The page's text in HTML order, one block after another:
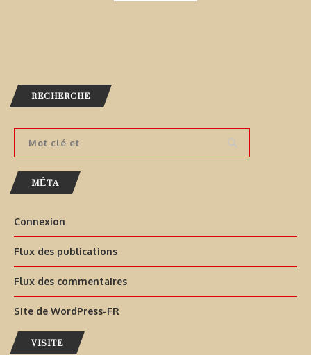
RECHERCHE
MÉTA
Connexion
Flux des publications
Flux des commentaires
Site de WordPress-FR
VISITE